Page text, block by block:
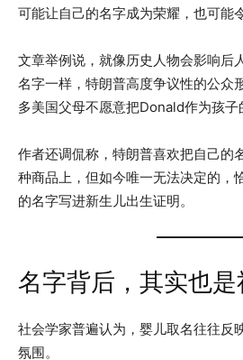
可能让自己的名字成为荣耀，也可能
文章举例说，就像历史人物会影响后
名字一样，特朗普高度争议性的公众
多美国父母不愿意把Donald作为孩子
作者还调侃称，特朗普喜欢把自己的
种商品上，但如今唯一无法决定的，
的名字写进新生儿出生证明。
名字背后，其实也
社会学家普遍认为，婴儿取名往往反
氛围。